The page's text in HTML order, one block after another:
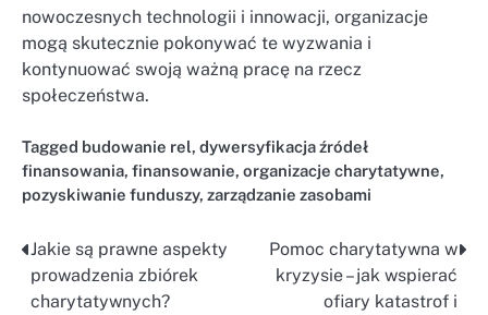
nowoczesnych technologii i innowacji, organizacje
mogą skutecznie pokonywać te wyzwania i
kontynuować swoją ważną pracę na rzecz
społeczeństwa.
Tagged budowanie rel, dywersyfikacja źródeł
finansowania, finansowanie, organizacje charytatywne,
pozyskiwanie funduszy, zarządzanie zasobami
Nawigacja
wpisu
Jakie są prawne aspekty
prowadzenia zbiórek
charytatywnych?
Pomoc charytatywna w
kryzysie – jak wspierać
ofiary katastrof i